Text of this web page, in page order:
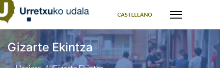
CASTELLANO
Gizarte Ekintza